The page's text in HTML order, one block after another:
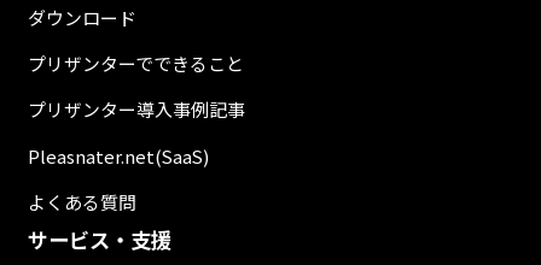
ダウンロード
プリザンターでできること
プリザンター導入事例記事
Pleasnater.net(SaaS)
よくある質問
サービス・支援